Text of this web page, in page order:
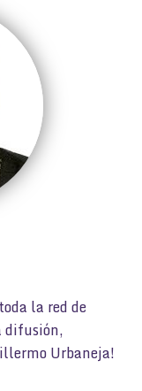
la red de
difusión,
Urbaneja!